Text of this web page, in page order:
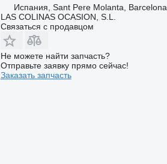
Испания, Sant Pere Molanta, Barcelona
LAS COLINAS OCASION, S.L.
Связаться с продавцом
Не можете найти запчасть?
Отправьте заявку прямо сейчас!
Заказать запчасть